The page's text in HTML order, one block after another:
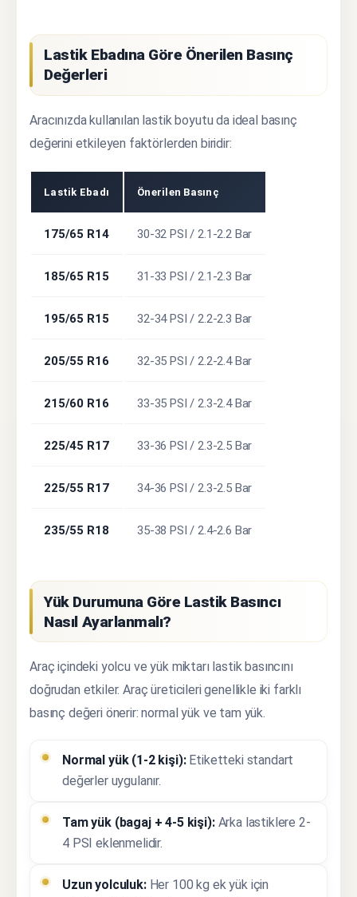
Lastik Ebadına Göre Önerilen Basınç
Değerleri
Aracınızda kullanılan lastik boyutu da ideal basınç
değerini etkileyen faktörlerden biridir:
Lastik Ebadı Önerilen Basınç
175/65 R14 30-32 PSI / 2.1-2.2 Bar
185/65 R15 31-33 PSI / 2.1-2.3 Bar
195/65 R15 32-34 PSI / 2.2-2.3 Bar
205/55 R16 32-35 PSI / 2.2-2.4 Bar
215/60 R16 33-35 PSI / 2.3-2.4 Bar
225/45 R17 33-36 PSI / 2.3-2.5 Bar
225/55 R17 34-36 PSI / 2.3-2.5 Bar
235/55 R18 35-38 PSI / 2.4-2.6 Bar
Yük Durumuna Göre Lastik Basıncı
Nasıl Ayarlanmalı?
Araç içindeki yolcu ve yük miktarı lastik basıncını
doğrudan etkiler. Araç üreticileri genellikle iki farklı
basınç değeri önerir: normal yük ve tam yük.
Normal yük (1-2 kişi):Etiketteki standart
değerler uygulanır.
Tam yük (bagaj + 4-5 kişi):Arka lastiklere 2-
4 PSI eklenmelidir.
Uzun yolculuk:Her 100 kg ek yük için